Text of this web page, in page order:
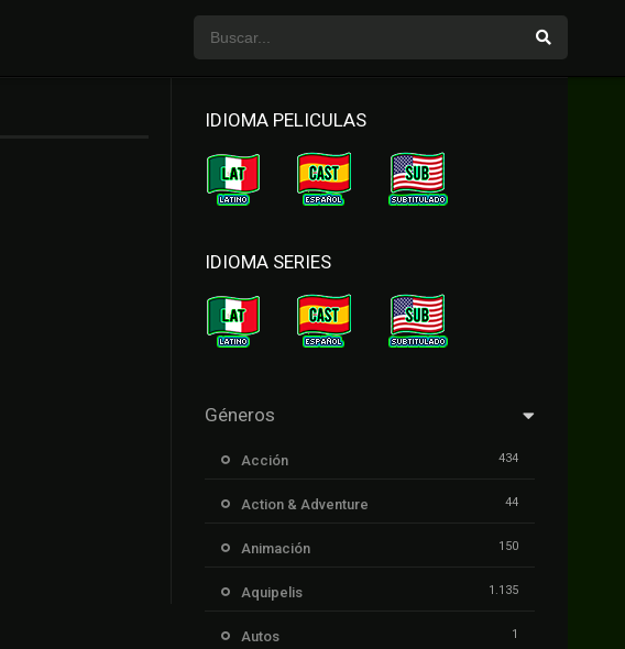
IDIOMA PELICULAS
IDIOMA SERIES
Géneros
Acción 434
Action & Adventure 44
Animación 150
Aquipelis 1.135
Autos 1